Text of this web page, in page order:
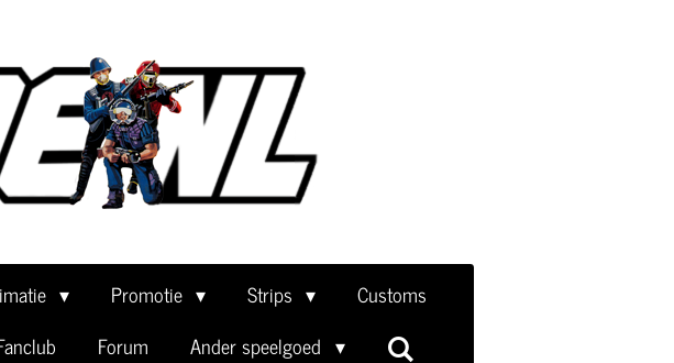
Promotie Strips
Customs
Forum Ander speelgoed